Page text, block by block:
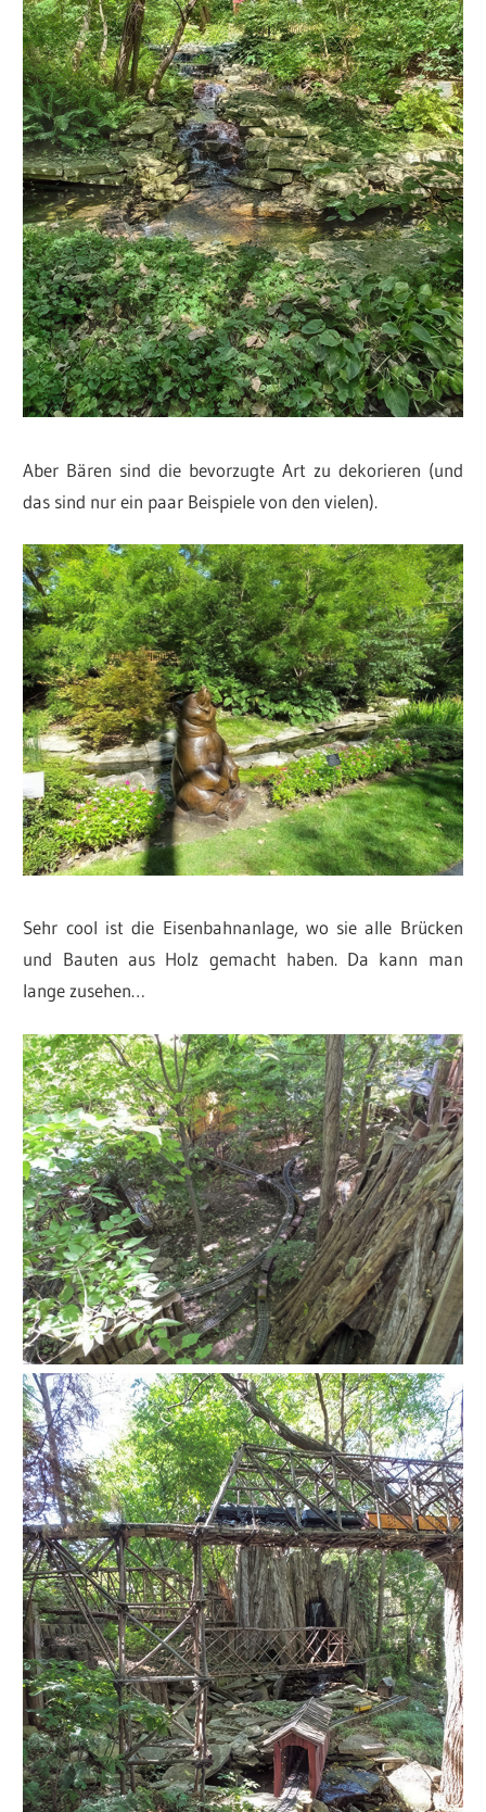
Aber Bären sind die bevorzugte Art zu dekorieren (und
das sind nur ein paar Beispiele von den vielen).
Sehr cool ist die Eisenbahnanlage, wo sie alle Brücken
und Bauten aus Holz gemacht haben. Da kann man
lange zusehen…